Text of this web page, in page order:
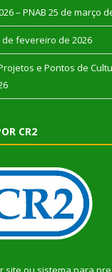
– PNAB 25 de março
de fevereiro de 2026
e Pontos de
CR2